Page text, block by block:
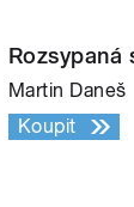
Rozsypaná
Martin Daneš
Koupit